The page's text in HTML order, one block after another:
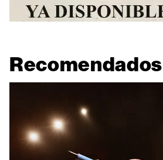
Recomendados